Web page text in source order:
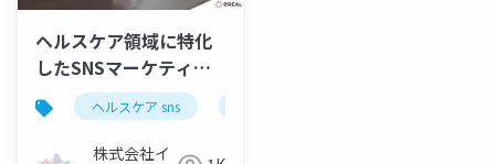
ヘルスケア領域に特化
したSNSマーケティン
グ運用支援ヘルスケア sns
株式会社イ